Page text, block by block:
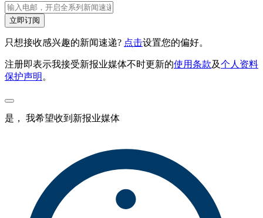
立即订阅
只想接收感兴趣的新闻速递? 点击设置您的偏好。
注册即表示我接受新报业媒体不时更新的使用条款及个人资料
保护声明 。
是， 我希望收到新报业媒体